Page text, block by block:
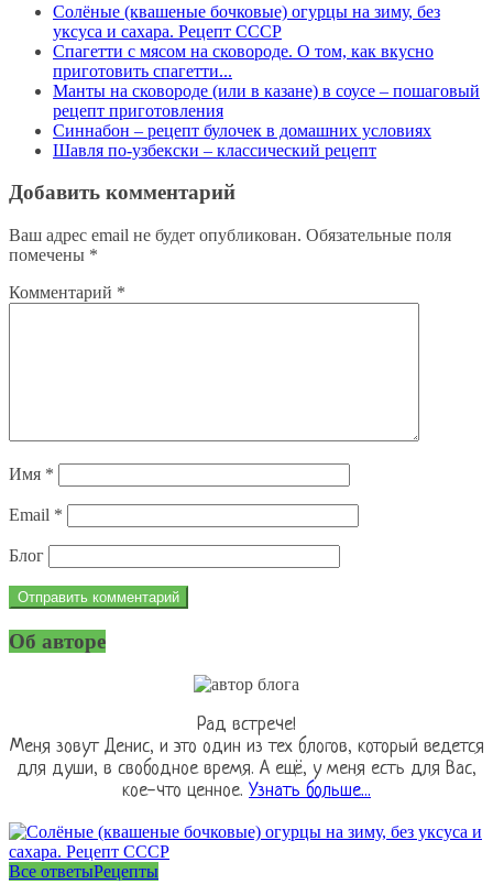
Солёные (квашеные бочковые) огурцы на зиму, без
уксуса и сахара. Рецепт СССР
Спагетти с мясом на сковороде. О том, как вкусно
приготовить спагетти...
Манты на сковороде (или в казане) в соусе – пошаговый
рецепт приготовления
Синнабон – рецепт булочек в домашних условиях
Шавля по-узбекски – классический рецепт
Добавить комментарий
Ваш адрес email не будет опубликован. Обязательные поля
помечены *
Комментарий *
Имя *
Email *
Блог
Об авторе
Рад встрече!
Меня зовут Денис, и это один из тех блогов, который ведется
для души, в свободное время. А ещё, у меня есть для Вас,
кое-что ценное. Узнать больше...
Все ответыРецепты